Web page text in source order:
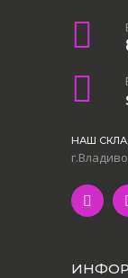
НАШ